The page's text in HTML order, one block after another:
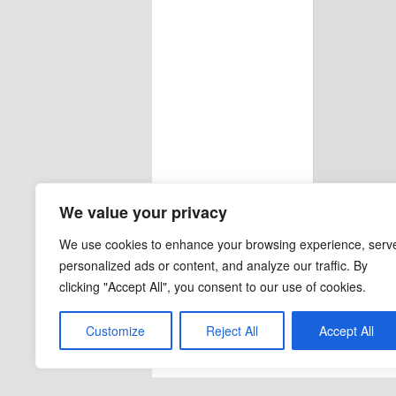
We value your privacy
We use cookies to enhance your browsing experience,
personalized ads or content, and analyze our traffic. By
clicking "Accept All", you consent to our use of cookies.
Customize Reject All Accept All